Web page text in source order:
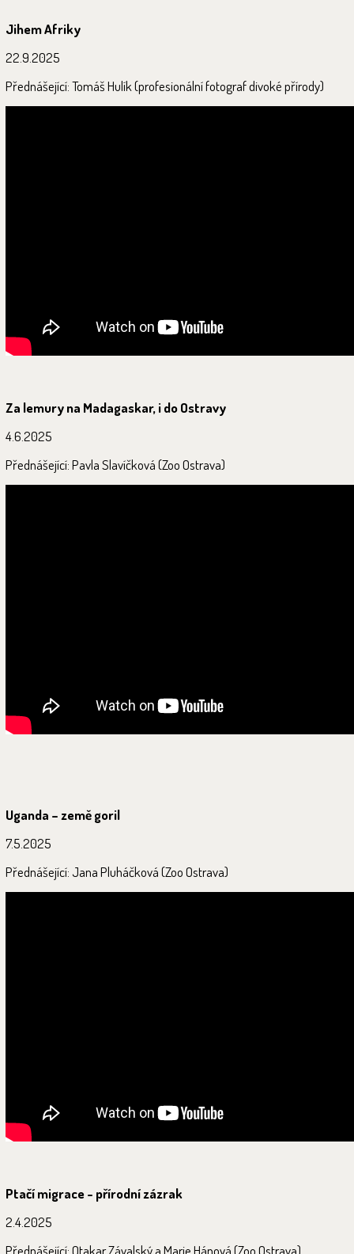
Jihem Afriky
22.9.2025
Přednášející: Tomáš Hulík (profesionální fotograf divoké přírody)
Za lemury na Madagaskar, i do Ostravy
4.6.2025
Přednášející: Pavla Slavíčková (Zoo Ostrava)
Uganda – země goril
7.5.2025
Přednášející: Jana Pluháčková (Zoo Ostrava)
Ptačí migrace - přírodní zázrak
2.4.2025
Přednášející: Otakar Závalský a Marie Hánová (Zoo Ostrava)